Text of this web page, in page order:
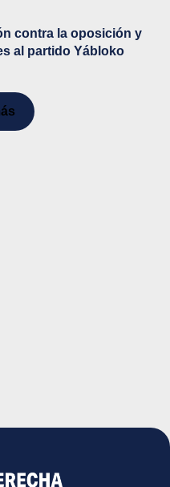
contra la oposición y
al partido Yábloko